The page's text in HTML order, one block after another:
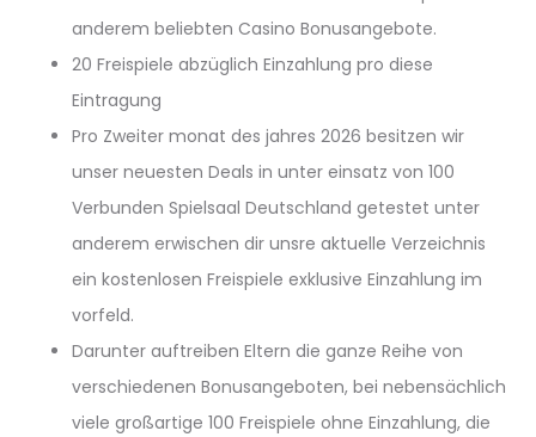
anderem beliebten Casino Bonusangebote.
20 Freispiele abzüglich Einzahlung pro diese
Eintragung
Pro Zweiter monat des jahres 2026 besitzen wir
unser neuesten Deals in unter einsatz von 100
Verbunden Spielsaal Deutschland getestet unter
anderem erwischen dir unsre aktuelle Verzeichnis
ein kostenlosen Freispiele exklusive Einzahlung im
vorfeld.
Darunter auftreiben Eltern die ganze Reihe von
verschiedenen Bonusangeboten, bei nebensächlich
viele großartige 100 Freispiele ohne Einzahlung, die